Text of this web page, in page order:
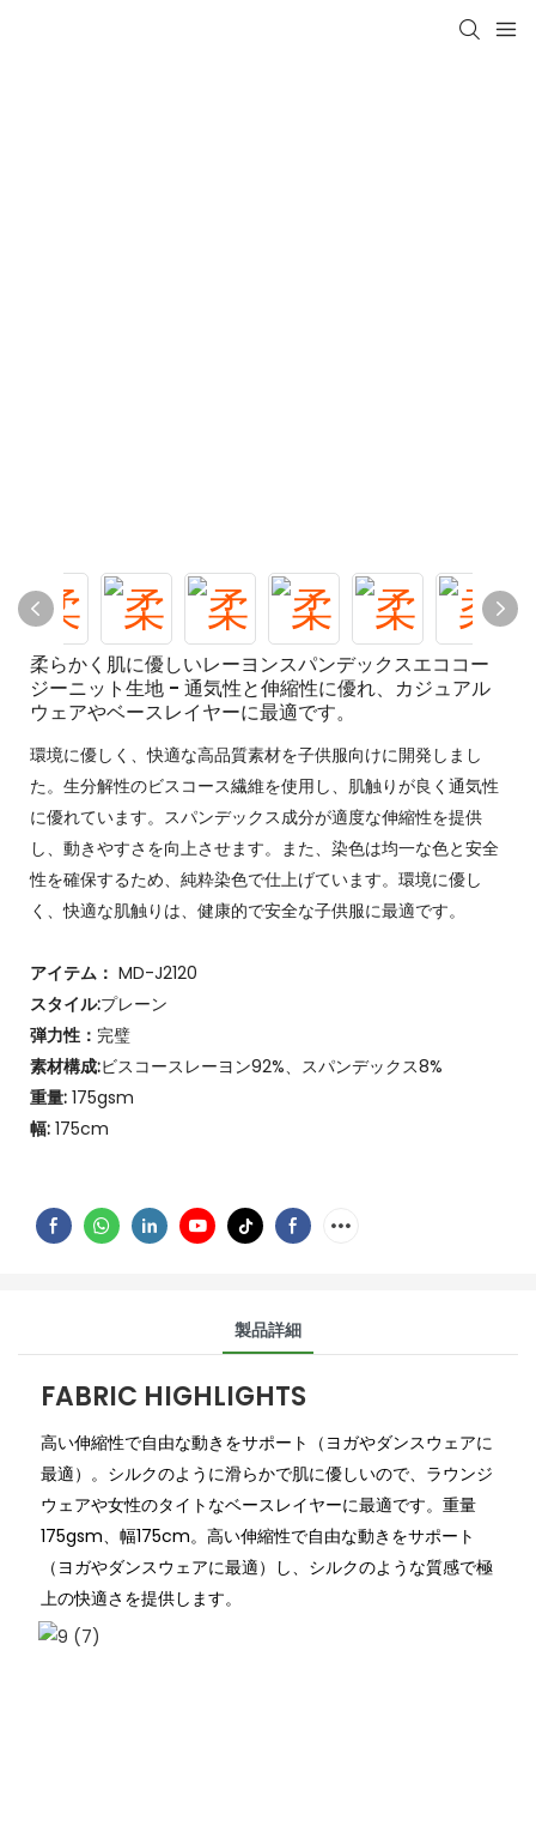
柔らかく肌に優しいレーヨンスパンデックスエココー
ジーニット生地 - 通気性と伸縮性に優れ、カジュアル
ウェアやベースレイヤーに最適です。
環境に優しく、快適な高品質素材を子供服向けに開発しまし
た。生分解性のビスコース繊維を使用し、肌触りが良く通気性
に優れています。スパンデックス成分が適度な伸縮性を提供
し、動きやすさを向上させます。また、染色は均一な色と安全
性を確保するため、純粋染色で仕上げています。環境に優し
く、快適な肌触りは、健康的で安全な子供服に最適です。
アイテム： MD-J2120
スタイル:プレーン
弾力性： 完璧
素材構成:ビスコースレーヨン92%、スパンデックス8%
重量: 175gsm
幅: 175cm
製品詳細
FABRIC HIGHLIGHTS
高い伸縮性で自由な動きをサポート（ヨガやダンスウェアに
最適）。シルクのように滑らかで肌に優しいので、ラウンジ
ウェアや女性のタイトなベースレイヤーに最適です。重量
175gsm、幅175cm。高い伸縮性で自由な動きをサポート
（ヨガやダンスウェアに最適）し、シルクのような質感で極
上の快適さを提供します。